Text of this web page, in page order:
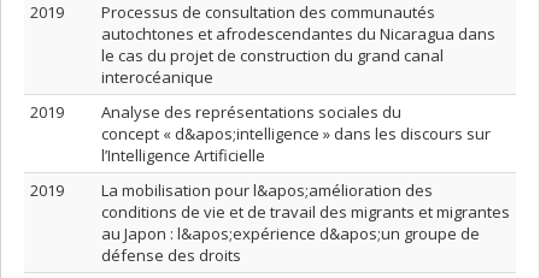
2019
Processus de consultation des communautés
autochtones et afrodescendantes du Nicaragua dans
le cas du projet de construction du grand canal
interocéanique
2019
Analyse des représentations sociales du
concept « d&apos;intelligence » dans les discours sur
l’Intelligence Artificielle
2019
La mobilisation pour l&apos;amélioration des
conditions de vie et de travail des migrants et migrantes
au Japon : l&apos;expérience d&apos;un groupe de
défense des droits